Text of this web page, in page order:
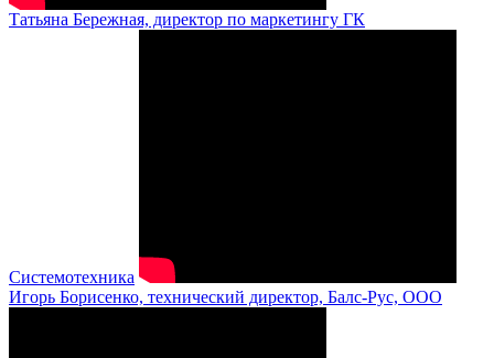
Татьяна Бережная, директор по маркетингу ГК
Системотехника
Игорь Борисенко, технический директор, Балс-Рус, ООО